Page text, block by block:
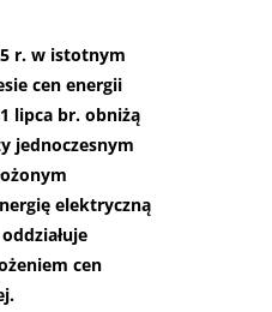
r. w istotnym
cen energii
lipca br. obniżą
jednoczesnym
elektryczną
cen